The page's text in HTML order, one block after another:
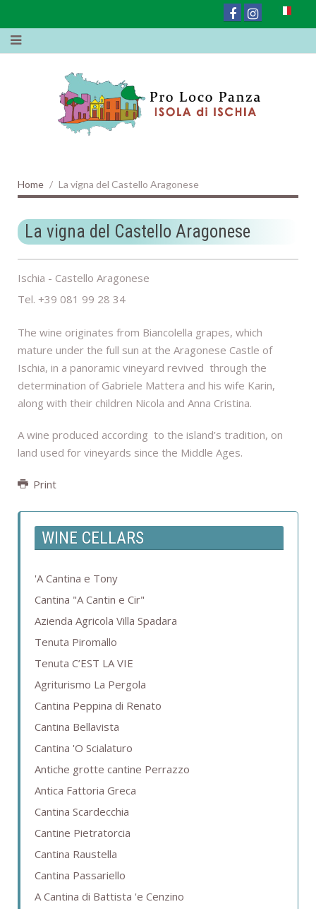
Home La vigna del Castello Aragonese
La vigna del Castello Aragonese
Ischia - Castello Aragonese
Tel. +39 081 99 28 34
The wine originates from Biancolella grapes, which
mature under the full sun at the Aragonese Castle of
Ischia, in a panoramic vineyard revived through the
determination of Gabriele Mattera and his wife Karin,
along with their children Nicola and Anna Cristina.
A wine produced according to the island’s tradition, on
land used for vineyards since the Middle Ages.
Print
WINE CELLARS
'A Cantina e Tony
Cantina "A Cantin e Cir"
Azienda Agricola Villa Spadara
Tenuta Piromallo
Tenuta C’EST LA VIE
Agriturismo La Pergola
Cantina Peppina di Renato
Cantina Bellavista
Cantina 'O Scialaturo
Antiche grotte cantine Perrazzo
Antica Fattoria Greca
Cantina Scardecchia
Cantine Pietratorcia
Cantina Raustella
Cantina Passariello
A Cantina di Battista 'e Cenzino